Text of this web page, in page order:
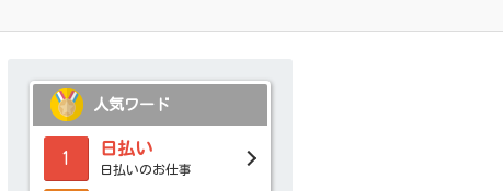
人気ワード
1
日払い
日払いのお仕事